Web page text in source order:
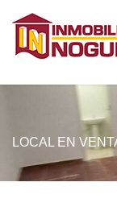
LOCAL EN